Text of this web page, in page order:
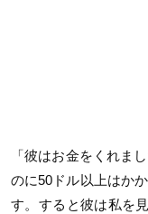
「彼はお金をくれま
のに50 ドル以上はか
す。すると彼は私を